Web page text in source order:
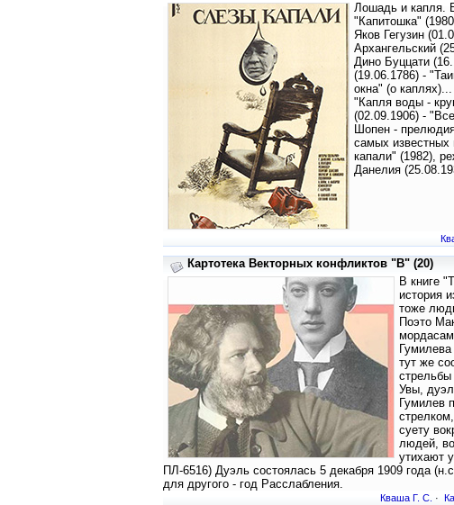
Лошадь и капля.
"Капитошка"
Яков Гегузин
Архангельский
Дино Буццати
(19.06.1786) -
окна" (о
"Капля воды -
(02.09.1906) -
Шопен -
самых
капали" (1982),
Данелия
Картотека Векторных конфликтов "В" (20)
В книге
история
тоже
Поэто
мордасам
тут же
стрельбы
Увы,
Гумилев
суету
людей,
утихают
ПЛ-6516) Дуэль состоялась 5 декабря 1909 года
для другого - год Расслабления.
Кваша Г. С. ·